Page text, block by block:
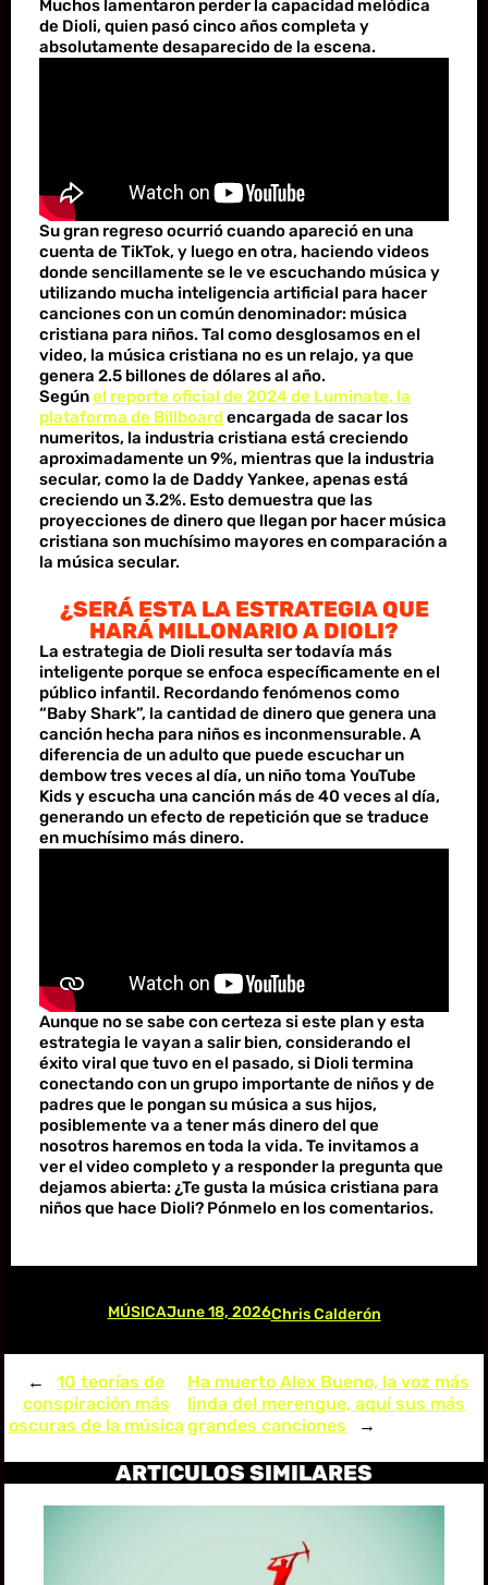
Muchos lamentaron perder la capacidad melódica
de Dioli, quien pasó cinco años completa y
absolutamente desaparecido de la escena.
Su gran regreso ocurrió cuando apareció en una
cuenta de TikTok, y luego en otra, haciendo videos
donde sencillamente se le ve escuchando música y
utilizando mucha inteligencia artificial para hacer
canciones con un común denominador: música
cristiana para niños. Tal como desglosamos en el
video, la música cristiana no es un relajo, ya que
genera 2.5 billones de dólares al año.
Segúnel reporte oficial de 2024 de Luminate, la
plataforma de Billboardencargada de sacar los
numeritos, la industria cristiana está creciendo
aproximadamente un 9%, mientras que la industria
secular, como la de Daddy Yankee, apenas está
creciendo un 3.2%. Esto demuestra que las
proyecciones de dinero que llegan por hacer música
cristiana son muchísimo mayores en comparación a
la música secular.
¿SERÁ ESTA LA ESTRATEGIA QUE
HARÁ MILLONARIO A DIOLI?
La estrategia de Dioli resulta ser todavía más
inteligente porque se enfoca específicamente en el
público infantil. Recordando fenómenos como
“Baby Shark”, la cantidad de dinero que genera una
canción hecha para niños es inconmensurable. A
diferencia de un adulto que puede escuchar un
dembow tres veces al día, un niño toma YouTube
Kids y escucha una canción más de 40 veces al día,
generando un efecto de repetición que se traduce
en muchísimo más dinero.
Aunque no se sabe con certeza si este plan y esta
estrategia le vayan a salir bien, considerando el
éxito viral que tuvo en el pasado, si Dioli termina
conectando con un grupo importante de niños y de
padres que le pongan su música a sus hijos,
posiblemente va a tener más dinero del que
nosotros haremos en toda la vida. Te invitamos a
ver el video completo y a responder la pregunta que
dejamos abierta: ¿Te gusta la música cristiana para
niños que hace Dioli? Pónmelo en los comentarios.
MÚSICAJune 18, 2026Chris Calderón
←
10 teorías de
conspiración más
oscuras de la música
Ha muerto Alex Bueno, la voz más
linda del merengue, aquí sus más
grandes canciones
→
ARTICULOS SIMILARES